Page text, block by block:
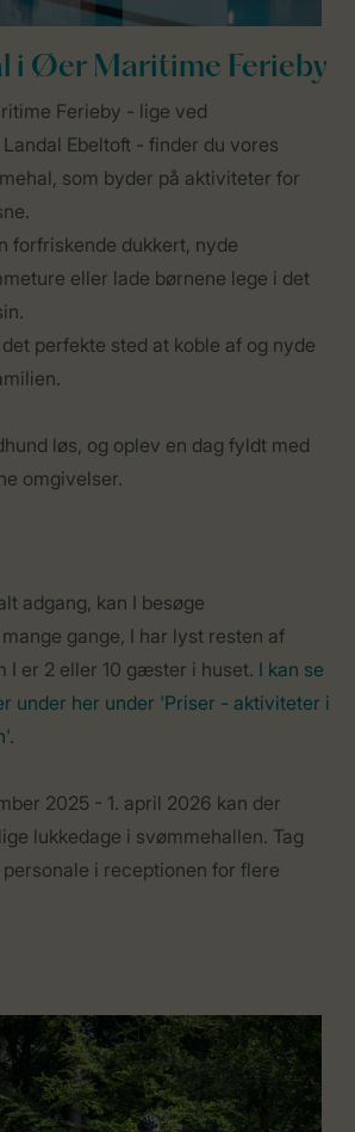
i Øer Maritime Ferieby
Ferieby - lige ved
Ebeltoft - finder du vores
som byder på aktiviteter for
forfriskende dukkert, nyde
eller lade børnene lege i det
perfekte sted at koble af og nyde
løs, og oplev en dag fyldt med
omgivelser.
adgang, kan I besøge
gange, I har lyst resten af
I er 2 eller 10 gæster i huset. I kan se
under her under 'Priser - aktiviteter i
2025 - 1. april 2026 kan der
lukkedage i svømmehallen. Tag
i receptionen for flere